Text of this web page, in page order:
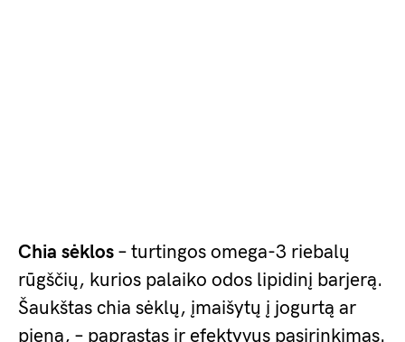
Chia sėklos – turtingos omega-3 riebalų
rūgščių, kurios palaiko odos lipidinį barjerą.
Šaukštas chia sėklų, įmaišytų į jogurtą ar
pieną, – paprastas ir efektyvus pasirinkimas.